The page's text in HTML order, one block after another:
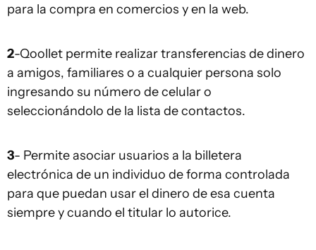
para la compra en comercios y en la web.
2-Qoollet permite realizar transferencias de dinero
a amigos, familiares o a cualquier persona solo
ingresando su número de celular o
seleccionándolo de la lista de contactos.
3- Permite asociar usuarios a la billetera
electrónica de un individuo de forma controlada
para que puedan usar el dinero de esa cuenta
siempre y cuando el titular lo autorice.